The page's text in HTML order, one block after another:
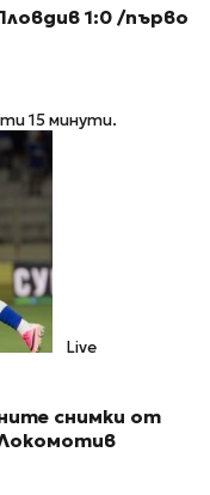
1:0 /първо
15 минути.
Live
снимки от